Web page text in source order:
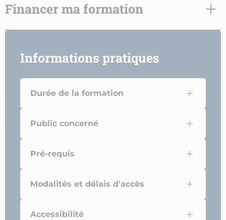
Financer ma formation
Informations pratiques
Durée de la formation
Public concerné
Pré-requis
Modalités et délais d'accès
Accessibilité